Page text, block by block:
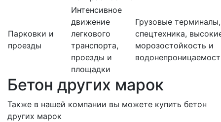
Парковки и
проезды
Интенсивное
движение
легкового
транспорта,
проезды и
площадки
Грузовые терминалы,
спецтехника,
морозостойкость и
Бетон других марок
Также в нашей компании вы можете купить бетон
других марок